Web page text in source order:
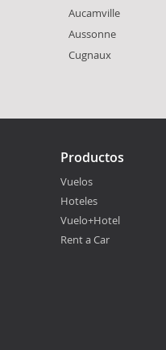
Aucamville
Aussonne
Cugnaux
Productos
Vuelos
Hoteles
Vuelo+Hotel
Rent a Car